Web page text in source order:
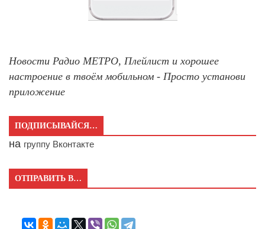
Новости Радио МЕТРО, Плейлист и хорошее
настроение в твоём мобильном - Просто установи
приложение
ПОДПИСЫВАЙСЯ…
на группу Вконтакте
ОТПРАВИТЬ В…